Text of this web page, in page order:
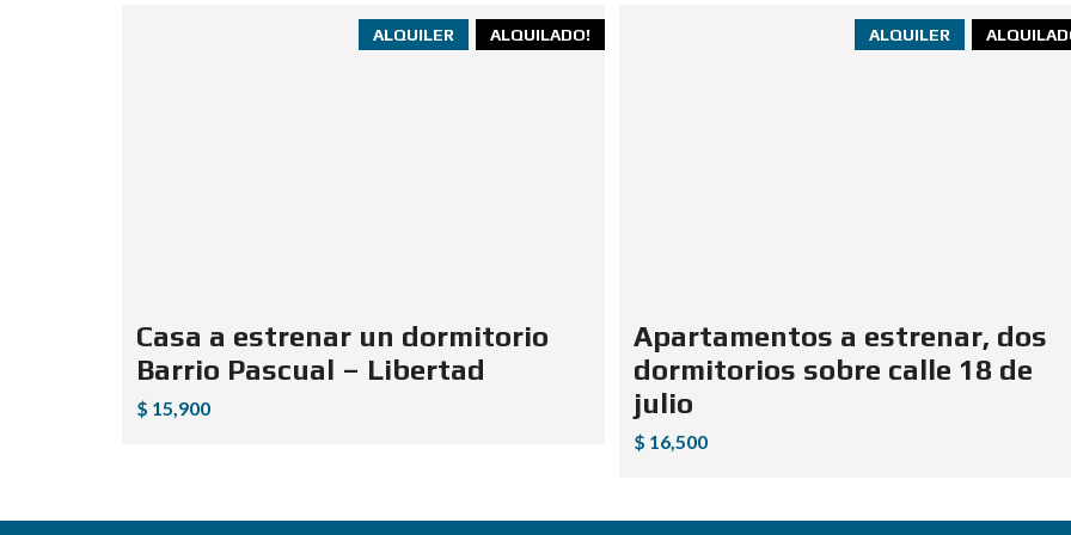
ALQUILADO!
ALQUILER
Casa a estrenar un dormitorio
Barrio Pascual – Libertad
$ 15,900
ALQUILER
Apartamentos a estrenar, dos
dormitorios sobre calle 18 de
julio
$ 16,500